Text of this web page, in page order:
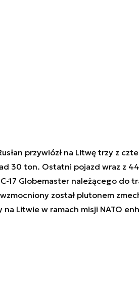
przywiózł na Litwę trzy z
30 ton. Ostatni pojazd wraz z
17 Globemaster należącego do
został plutonem
Litwie w ramach misji NATO